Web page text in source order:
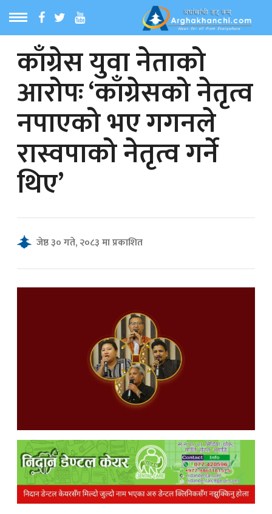
MENU
समाचार
समाचार
समाचार
काँग्रेस युवा नेताको
आरोपः ‘काँग्रेसको नेतृत्व
नपाएको भए गगनले
रास्वपाको नेतृत्व गर्ने
थिए’
जेष्ठ ३० गते, २०८३ मा प्रकाशित